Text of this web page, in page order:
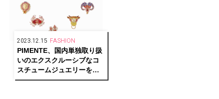
2023.12.15 FASHION
PIMENTE、国内単独取り扱
いのエクスクルーシブなコ
スチュームジュエリーを発
売